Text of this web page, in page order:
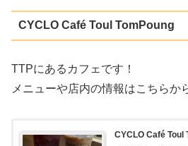
CYCLO Café Toul TomPoung
TTPにあるカフェです！
メニューや店内の情報はこちらか
CYCLO Café Toul